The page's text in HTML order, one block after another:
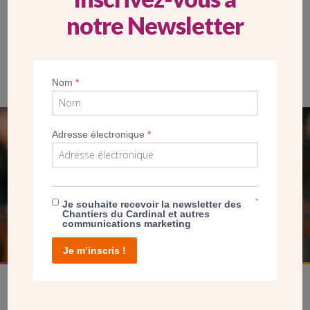
SEUL VOTRE DON
NOUS PERMET D’AGIR
FAIRE UN DON
notre Newsletter
Nom*
Adresse électronique*
Je souhaite recevoir la newsletter des
Chantiers du Cardinal et autres
communications marketing
*
Je m’inscris !